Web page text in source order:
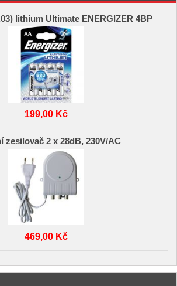
lithium Ultimate ENERGIZER 4BP
199,00 Kč
zesilovač 2 x 28dB, 230V/AC
469,00 Kč